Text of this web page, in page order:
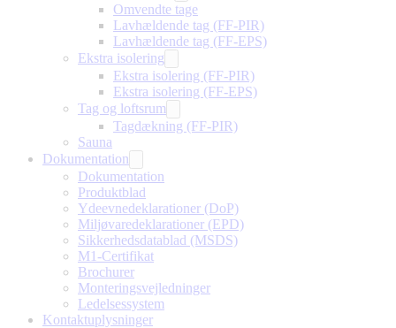
Omvendte tage
Lavhældende tag (FF-PIR)
Lavhældende tag (FF-EPS)
Ekstra isolering
Ekstra isolering (FF-PIR)
Ekstra isolering (FF-EPS)
Tag og loftsrum
Tagdækning (FF-PIR)
Sauna
Dokumentation
Dokumentation
Produktblad
Ydeevnedeklarationer (DoP)
Miljøvaredeklarationer (EPD)
Sikkerhedsdatablad (MSDS)
M1-Certifikat
Brochurer
Monteringsvejledninger
Ledelsessystem
Kontaktuplysninger